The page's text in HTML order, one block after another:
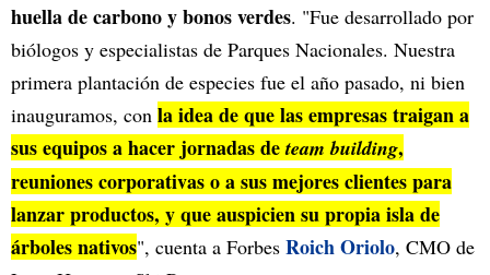
huella de carbono y bonos verdes. "Fue desarrollado por
biólogos y especialistas de Parques Nacionales. Nuestra
primera plantación de especies fue el año pasado, ni bien
inauguramos, con la idea de que las empresas traigan a
sus equipos a hacer jornadas deteam building,
reuniones corporativas o a sus mejores clientes para
lanzar productos, y que auspicien su propia isla de
árboles nativos", cuenta a Forbes Roich Oriolo, CMO de